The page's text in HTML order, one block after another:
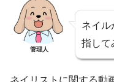
管理人
ネイル
指して